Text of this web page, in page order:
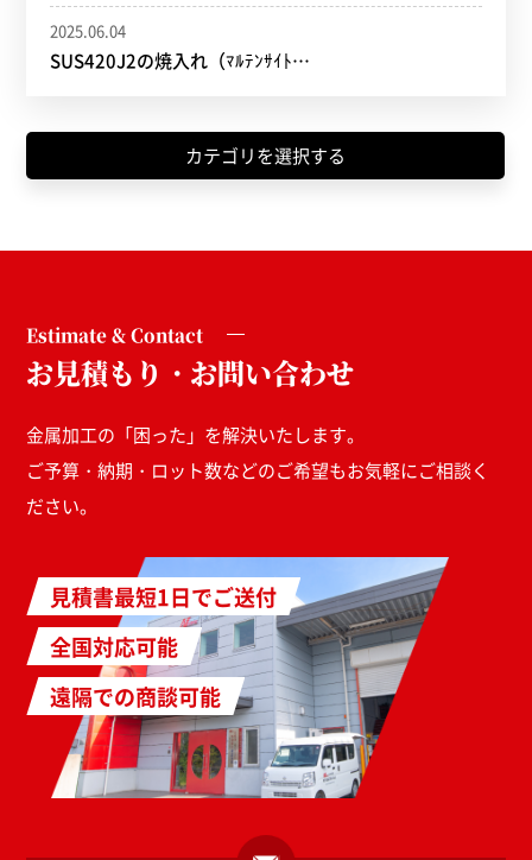
2025.06.04
SUS420J2の焼入れ（ﾏﾙﾃﾝｻｲﾄ…
カテゴリを選択する
Estimate & Contact
お見積もり・お問い合わせ
金属加工の「困った」を解決いたします。
ご予算・納期・ロット数などのご希望もお気軽にご相談く
ださい。
見積書最短1日でご送付
全国対応可能
遠隔での商談可能